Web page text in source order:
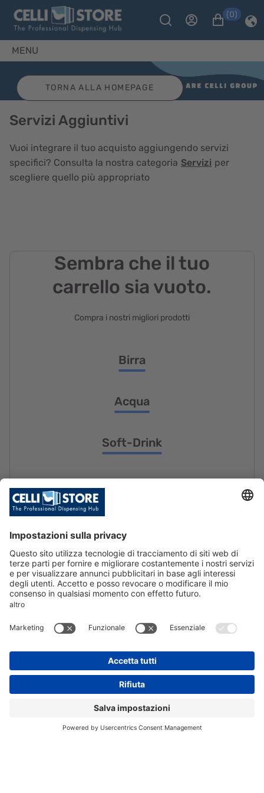
(0)
MENU
Carrello
TORNA ALLA HOMEPAGE
Servizi Aggiuntivi
Vuoi integrare il tuo acquisto aggiungendo servizi
specifici? Consulta la nostra categoria Servizi per
scegliere quello più appropriato
Sembra che il tuo
carrello sia vuoto.
Compra i nostri migliori prodotti
Birra
Acqua
Soft-Drink